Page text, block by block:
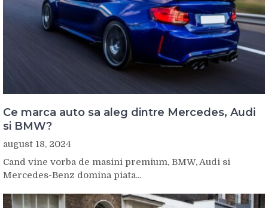
Ce marca auto sa aleg dintre Mercedes, Audi
si BMW?
august 18, 2024
Cand vine vorba de masini premium, BMW, Audi si
Mercedes-Benz domina piata...